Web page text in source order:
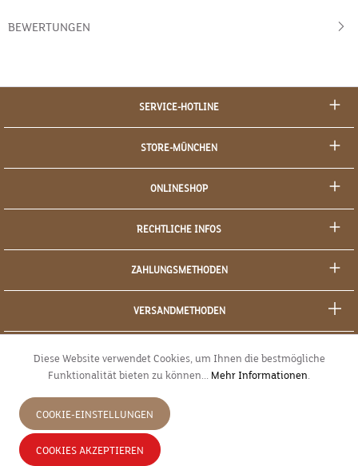
BEWERTUNGEN
SERVICE-HOTLINE
STORE-MÜNCHEN
ONLINESHOP
RECHTLICHE INFOS
ZAHLUNGSMETHODEN
VERSANDMETHODEN
JETZT WIDERRUFEN
Diese Website verwendet Cookies, um Ihnen die bestmögliche
Funktionalität bieten zu können... Mehr Informationen.
COOKIE-EINSTELLUNGEN
COOKIES AKZEPTIEREN